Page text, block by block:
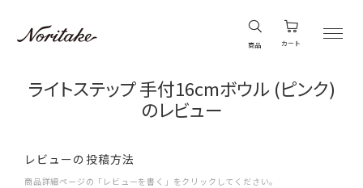
商品 カート
ライトステップ 手付16cmボウル (ピンク)
のレビュー
レビューの投稿方法
商品詳細ページの「レビューを書く」をクリックしてください。